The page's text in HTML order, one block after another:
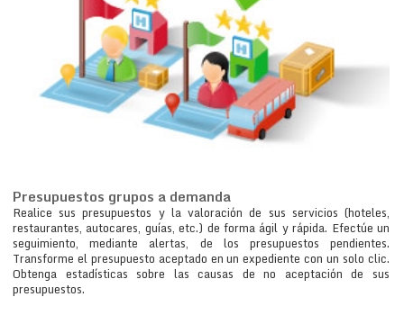
Presupuestos grupos a demanda
Realice sus presupuestos y la valoración de sus servicios (hoteles,
restaurantes, autocares, guías, etc.) de forma ágil y rápida. Efectúe un
seguimiento, mediante alertas, de los presupuestos pendientes.
Transforme el presupuesto aceptado en un expediente con un solo clic.
Obtenga estadísticas sobre las causas de no aceptación de sus
presupuestos.